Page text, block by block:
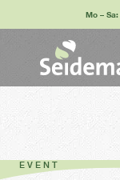
Mo – Sa:
EVENT